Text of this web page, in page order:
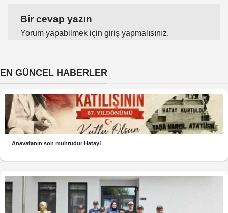
Bir cevap yazın
Yorum yapabilmek için giriş yapmalısınız.
EN GÜNCEL HABERLER
Anavatanın son mührüdür Hatay!